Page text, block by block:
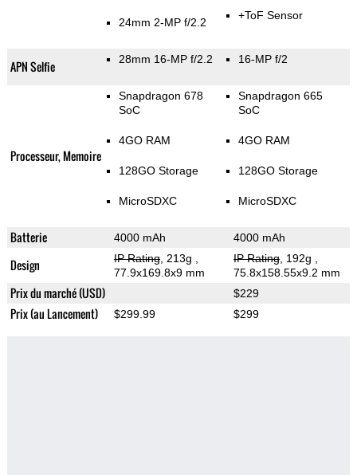
24mm 2-MP f/2.2
+ToF Sensor
APN Selfie 28mm 16-MP f/2.2 16-MP f/2
Processeur, Memoire
Snapdragon 678
SoC
4GO RAM
128GO Storage
MicroSDXC
Snapdragon 665
SoC
4GO RAM
128GO Storage
MicroSDXC
Batterie 4000 mAh 4000 mAh
Design IP Rating, 213g
77.9x169.8x9 mm
IP Rating, 192g
75.8x158.55x9.2 mm
Prix du marché (USD) $229
Prix (au Lancement) $299.99 $299